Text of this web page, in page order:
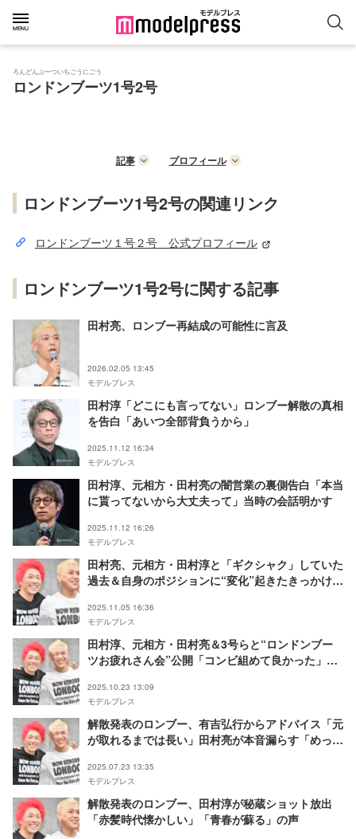
ろんどんぶーついちごうにごう
ロンドンブーツ1号2号
記事 プロフィール
ロンドンブーツ1号2号の関連リンク
ロンドンブーツ１号２号 公式プロフィール
ロンドンブーツ1号2号に関する記事
田村亮、ロンブー再結成の可能性に言及
2026.02.05 13:45
モデルプレス
田村淳「どこにも言ってない」ロンブー解散の真相
を告白「あいつ全部背負うから」
2025.11.12 16:34
モデルプレス
田村淳、元相方・田村亮の闇営業の裏側告白「本当
に貰ってないから大丈夫って」当時の会話明かす
2025.11.12 16:26
モデルプレス
田村亮、元相方・田村淳と「ギクシャク」していた
過去＆自身のポジションに“変化”起きたきっかけ明
2025.11.05 16:36
モデルプレス
田村淳、元相方・田村亮＆3号らと“ロンドンブー
ツお疲れさん会”公開「コンビ組めて良かった」感
2025.10.23 13:09
モデルプレス
解散発表のロンブー、有吉弘行からアドバイス「元
が取れるまでは長い」田村亮が本音漏らす「めっち
2025.07.23 13:35
モデルプレス
解散発表のロンブー、田村淳が秘蔵ショット放出
「赤髪時代懐かしい」「青春が蘇る」の声